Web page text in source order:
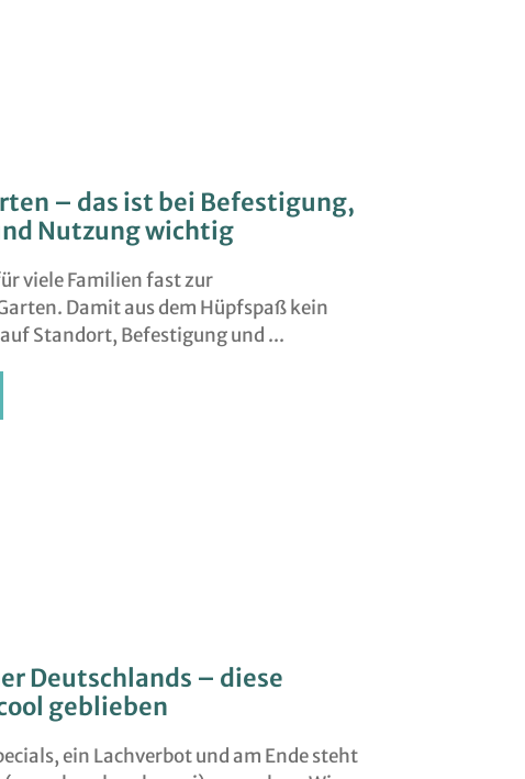
– das ist bei Befestigung,
Nutzung wichtig
viele Familien fast zur
Damit aus dem Hüpfspaß kein
Standort, Befestigung und
Deutschlands – diese
geblieben
ein Lachverbot und am Ende steht